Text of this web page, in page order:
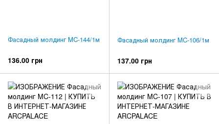
Фасадный молдинг MC-144/1м
136.00 грн
Фасадный молдинг MC-106/1м
137.00 грн